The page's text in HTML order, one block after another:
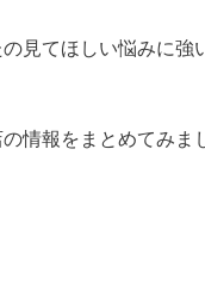
見てほしい悩みに強
情報をまとめてみま